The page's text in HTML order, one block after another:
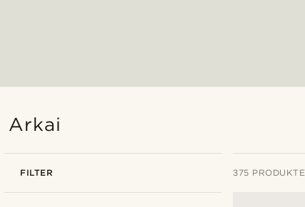
Arkai
FILTER 375 PRODUKTE